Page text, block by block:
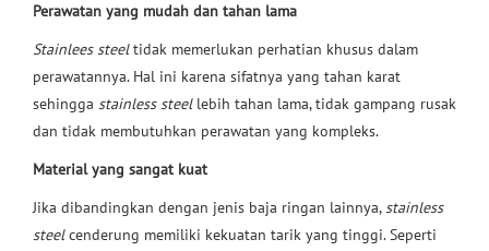
Perawatan yang mudah dan tahan lama
Stainlees steeltidak memerlukan perhatian khusus dalam
perawatannya. Hal ini karena sifatnya yang tahan karat
sehingga stainless steellebih tahan lama, tidak gampang rusak
dan tidak membutuhkan perawatan yang kompleks.
Material yang sangat kuat
Jika dibandingkan dengan jenis baja ringan lainnya,stainless
steelcenderung memiliki kekuatan tarik yang tinggi. Seperti